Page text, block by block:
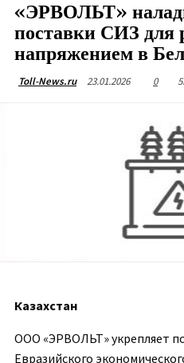
«ЭРВОЛЬТ»
поставки СИЗ для
напряжением в
Toll-News.ru 23.01.2026 0
Казахстан
ООО «ЭРВОЛЬТ» укрепляет
Евразийского